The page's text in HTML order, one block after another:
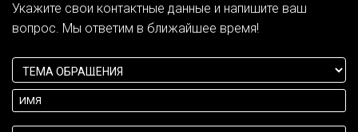
Укажите свои контактные данные и напишите ваш
вопрос. Мы ответим в ближайшее время!